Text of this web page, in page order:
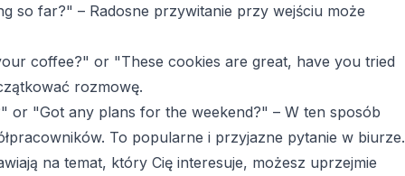
so far?" – Radosne przywitanie przy wejściu może
coffee?" or "These cookies are great, have you tried
rozmowę.
or "Got any plans for the weekend?" – W ten sposób
To popularne i przyjazne pytanie w biurze.
na temat, który Cię interesuje, możesz uprzejmie